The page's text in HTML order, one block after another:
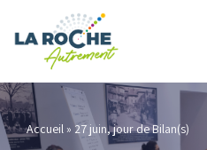
Aller
contenu
Accueil » 27 juin, jour de Bilan(s)